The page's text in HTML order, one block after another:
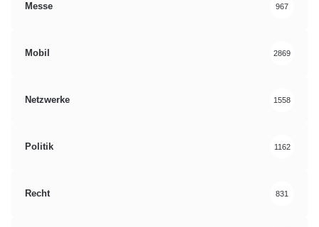
Messe 967
Mobil 2869
Netzwerke 1558
Politik 1162
Recht 831